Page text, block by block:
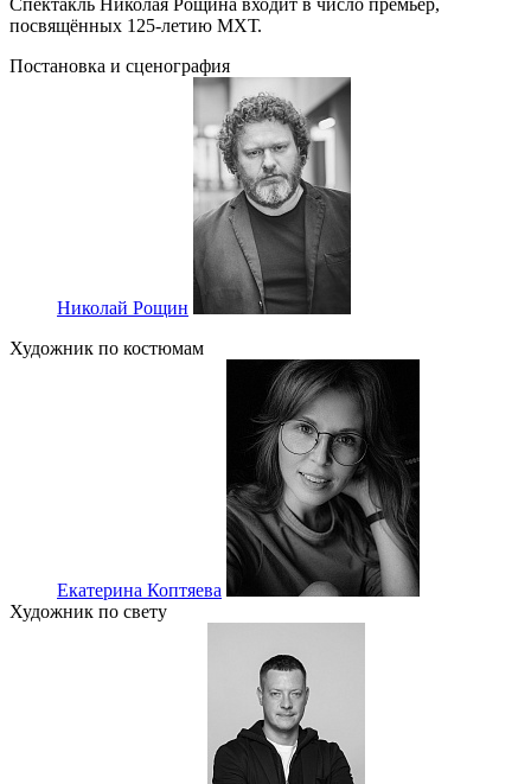
Спектакль Николая Рощина входит в число премьер,
посвящённых 125-летию МХТ.
Постановка и сценография
Николай Рощин
Художник по костюмам
Екатерина Коптяева
Художник по свету